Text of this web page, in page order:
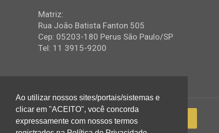
Matriz:
Rua João Batista Fanton 505
Cep: 05203-180 Perus São Paulo/SP
Tel: 11 3915-9200
Ao utilizar nossos sites/portais/sistemas e
clicar em "ACEITO", você concorda
expressamente com nossos termos